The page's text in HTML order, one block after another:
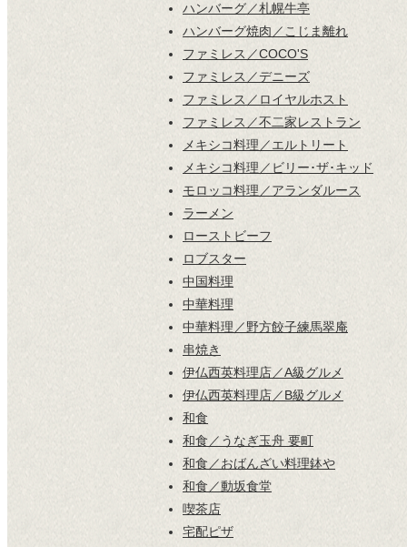
ハンバーグ／札幌牛亭
ハンバーグ焼肉／こじま離れ
ファミレス／COCO'S
ファミレス／デニーズ
ファミレス／ロイヤルホスト
ファミレス／不二家レストラン
メキシコ料理／エルトリート
メキシコ料理／ビリー･ザ･キッド
モロッコ料理／アランダルース
ラーメン
ローストビーフ
ロブスター
中国料理
中華料理
中華料理／野方餃子練馬翠庵
串焼き
伊仏西英料理店／A級グルメ
伊仏西英料理店／B級グルメ
和食
和食／うなぎ玉舟 要町
和食／おばんざい料理鉢や
和食／動坂食堂
喫茶店
宅配ピザ